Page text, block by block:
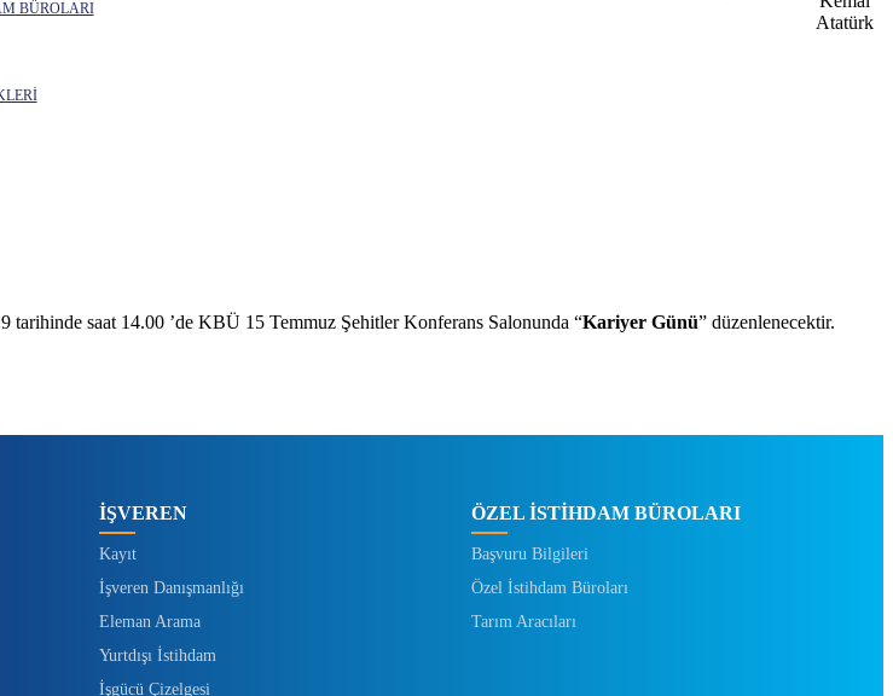
BÜROLARI
saat 14.00 ’de KBÜ 15 Temmuz Şehitler Konferans Salonunda “Kariyer Günü” düzenlenecektir.
İŞVEREN
Kayıt
İşveren Danışmanlığı
Eleman Arama
Yurtdışı İstihdam
İşgücü Çizelgesi
ÖZEL İSTİHDAM BÜROLARI
Başvuru Bilgileri
Özel İstihdam Büroları
Tarım Aracıları